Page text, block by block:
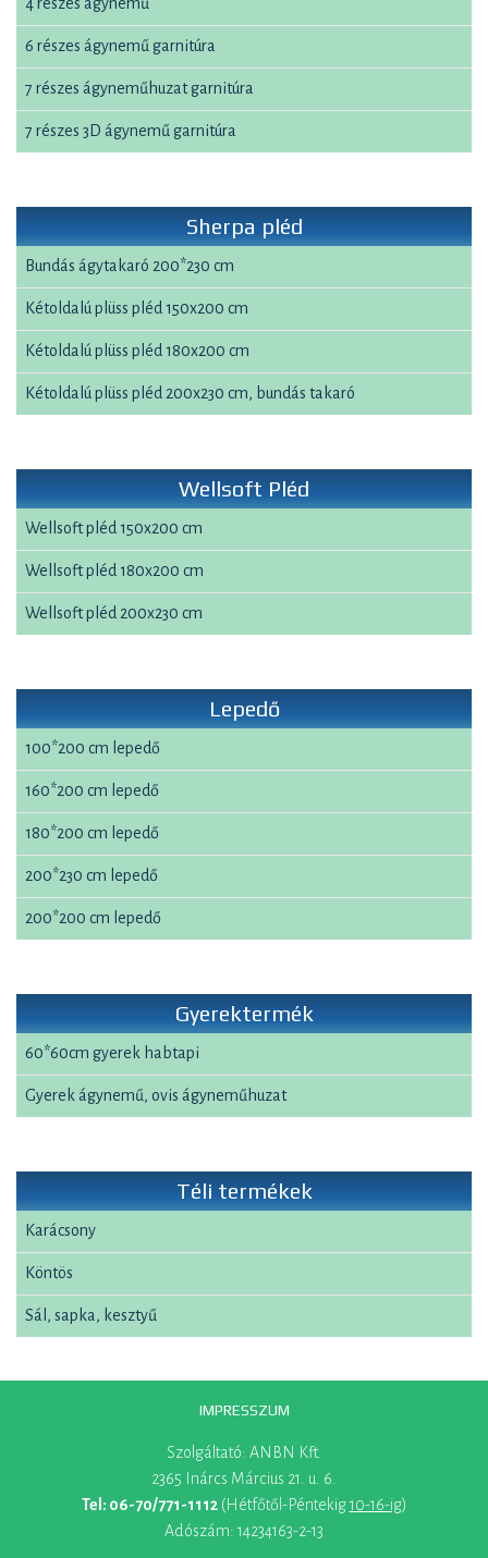
4 részes ágynemű
6 részes ágynemű garnitúra
7 részes ágyneműhuzat garnitúra
7 részes 3D ágynemű garnitúra
Sherpa pléd
Bundás ágytakaró 200*230 cm
Kétoldalú plüss pléd 150x200 cm
Kétoldalú plüss pléd 180x200 cm
Kétoldalú plüss pléd 200x230 cm, bundás takaró
Wellsoft Pléd
Wellsoft pléd 150x200 cm
Wellsoft pléd 180x200 cm
Wellsoft pléd 200x230 cm
Lepedő
100*200 cm lepedő
160*200 cm lepedő
180*200 cm lepedő
200*230 cm lepedő
200*200 cm lepedő
Gyerektermék
60*60cm gyerek habtapi
Gyerek ágynemű, ovis ágyneműhuzat
Téli termékek
Karácsony
Köntös
Sál, sapka, kesztyű
IMPRESSZUM
Szolgáltató: ANBN Kft.
2365 Inárcs Március 21. u. 6.
Tel: 06-70/771-1112(Hétfőtől-Péntekig10-16-ig)
Adószám: 14234163-2-13